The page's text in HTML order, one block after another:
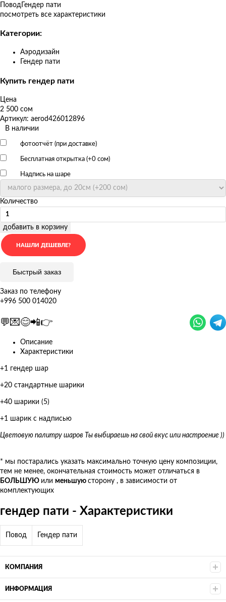
товаров
Повод Гендер пати
посмотреть все характеристики
Категории:
Аэродизайн
Гендер пати
Купить гендер пати
Цена
2 500 сом
Артикул: aerod426012896
В наличии
фотоотчёт (при доставке)
Бесплатная открытка (+0 сом)
Надпись на шаре
Количество
добавить в корзину
Быстрый заказ
Заказ по телефону
+996 500 014020
💬💌😊📲👉
Описание
Характеристики
+1 гендер шар
+20 стандартные шарики
+40 шарики (5)
+1 шарик с надписью
Цветовую палитру шаров Ты выбираешь на свой вкус или настроение ))
* мы постарались указать максимально точную цену композиции,
тем не менее, окончательная стоимость может отличаться в
БОЛЬШУЮ или меньшую сторону , в зависимости от
комплектующих
гендер пати - Характеристики
Повод Гендер пати
КОМПАНИЯ
ИНФОРМАЦИЯ